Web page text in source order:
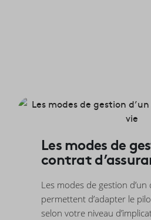
Les modes de
contrat
Les modes de gestion
permettent d’adapter le
selon votre niveau